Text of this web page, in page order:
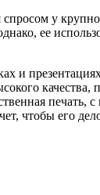
у
ее
и
качества,
печать,
чтобы его